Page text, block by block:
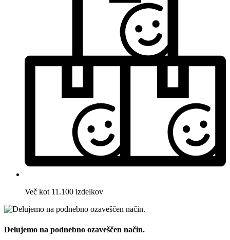
Več kot 11.100 izdelkov
Delujemo na podnebno ozaveščen način.